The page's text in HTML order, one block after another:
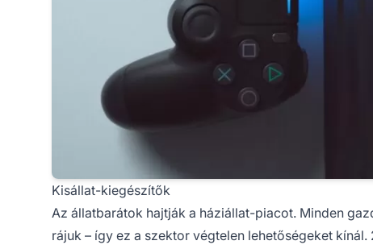
Kisállat-kiegészítők
Az állatbarátok hajtják a háziállat-piacot. Minden
rájuk – így ez a szektor végtelen lehetőségeket